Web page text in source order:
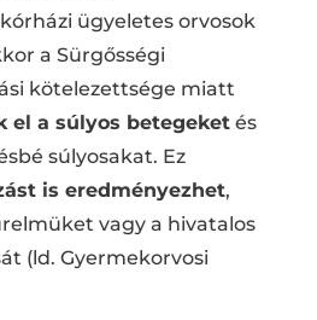
ügyeletes orvosok
a Sürgősségi
kötelezettsége miatt
el a súlyos betegeketés
súlyosakat. Ez
is eredményezhet,
vagy a hivatalos
(ld. Gyermekorvosi